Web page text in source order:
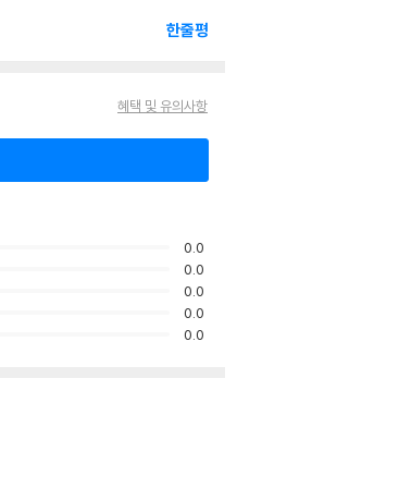
한줄평
혜택 및 유의사항
0.0
0.0
0.0
0.0
0.0